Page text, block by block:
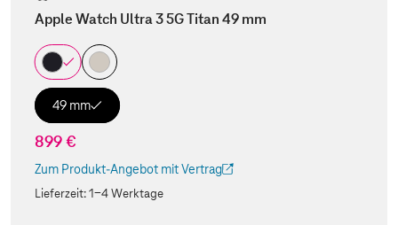
Apple Watch Ultra 3 5G Titan 49 mm
49 mm
899 €
Zum Produkt-Angebot mit Vertrag
(Der Link wird in einem neuen Tab geöffnet)
Lieferzeit:1-4 Werktage